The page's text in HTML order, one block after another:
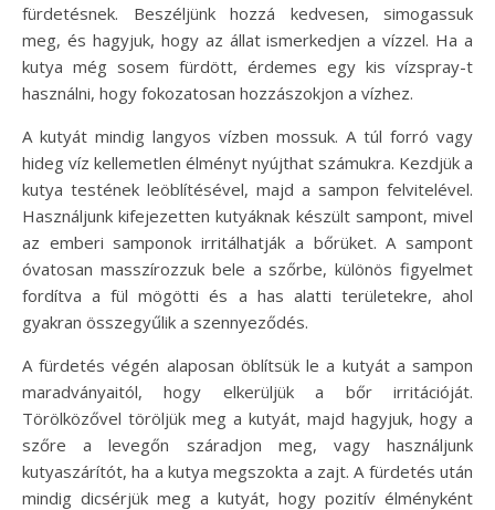
fürdetésnek. Beszéljünk hozzá kedvesen, simogassuk
meg, és hagyjuk, hogy az állat ismerkedjen a vízzel. Ha a
kutya még sosem fürdött, érdemes egy kis vízspray-t
használni, hogy fokozatosan hozzászokjon a vízhez.
A kutyát mindig langyos vízben mossuk. A túl forró vagy
hideg víz kellemetlen élményt nyújthat számukra. Kezdjük a
kutya testének leöblítésével, majd a sampon felvitelével.
Használjunk kifejezetten kutyáknak készült sampont, mivel
az emberi samponok irritálhatják a bőrüket. A sampont
óvatosan masszírozzuk bele a szőrbe, különös figyelmet
fordítva a fül mögötti és a has alatti területekre, ahol
gyakran összegyűlik a szennyeződés.
A fürdetés végén alaposan öblítsük le a kutyát a sampon
maradványaitól, hogy elkerüljük a bőr irritációját.
Törölközővel töröljük meg a kutyát, majd hagyjuk, hogy a
szőre a levegőn száradjon meg, vagy használjunk
kutyaszárítót, ha a kutya megszokta a zajt. A fürdetés után
mindig dicsérjük meg a kutyát, hogy pozitív élményként